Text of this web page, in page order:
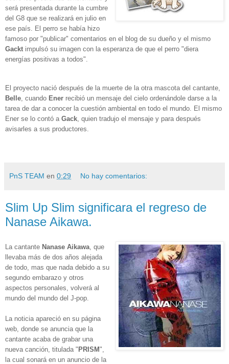
será presentada durante la cumbre
del G8 que se realizará en julio en
ese país. El perro se había hizo
famoso por "publicar" comentarios en el blog de su dueño y el mismo
Gackt impulsó su imagen con la esperanza de que el perro "diera
energías positivas a todos".
El proyecto nació después de la muerte de la otra mascota del cantante,
Belle , cuando Ener recibió un mensaje del cielo ordenándole darse a la
tarea de dar a conocer la cuestión ambiental en todo el mundo. El mismo
Ener se lo contó a Gack , quien tradujo el mensaje y para después
avisarles a sus productores.
PnS TEAM en 0:29 No hay comentarios:
Slim Up Slim significara el regreso de
Nanase Aikawa.
La cantante Nanase Aikawa , que
llevaba más de dos años alejada
de todo, mas que nada debido a su
segundo embarazo y otros
aspectos personales, volverá al
mundo del mundo del J-pop.
La noticia apareció en su página
web, donde se anuncia que la
cantante acaba de grabar una
nueva canción, titulada "PRISM",
la cual sonará en un anuncio de la